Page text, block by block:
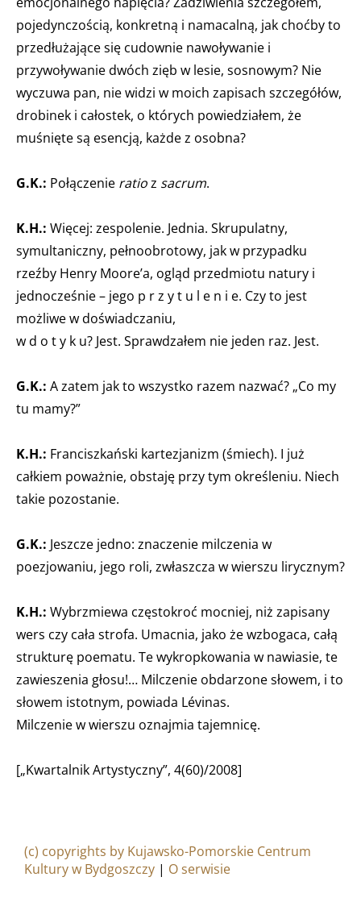
pojedynczością, konkretną i namacalną, jak choćby to
przedłużające się cudownie nawoływanie i
przywoływanie dwóch zięb w lesie, sosnowym? Nie
wyczuwa pan, nie widzi w moich zapisach szczegółów,
drobinek i całostek, o których powiedziałem, że
muśnięte są esencją, każde z osobna?
G.K.: Połączenie ratioz sacrum.
K.H.: Więcej: zespolenie. Jednia. Skrupulatny,
symultaniczny, pełnoobrotowy, jak w przypadku
rzeźby Henry Moore’a, ogląd przedmiotu natury i
jednocześnie – jego p r z y t u l e n i e. Czy to jest
możliwe w doświadczaniu,
w d o t y k u? Jest. Sprawdzałem nie jeden raz. Jest.
G.K.: A zatem jak to wszystko razem nazwać? „Co my
tu mamy?”
K.H.: Franciszkański kartezjanizm (śmiech). I już
całkiem poważnie, obstaję przy tym określeniu. Niech
takie pozostanie.
G.K.: Jeszcze jedno: znaczenie milczenia w
poezjowaniu, jego roli, zwłaszcza w wierszu lirycznym?
K.H.: Wybrzmiewa częstokroć mocniej, niż zapisany
wers czy cała strofa. Umacnia, jako że wzbogaca, całą
strukturę poematu. Te wykropkowania w nawiasie, te
zawieszenia głosu!… Milczenie obdarzone słowem, i to
słowem istotnym, powiada Lévinas.
Milczenie w wierszu oznajmia tajemnicę.
[„Kwartalnik Artystyczny”, 4(60)/2008]
(c) copyrights by Kujawsko-Pomorskie Centrum
Kultury w Bydgoszczy | O serwisie